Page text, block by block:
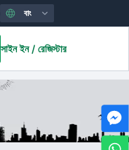
বাং
সাইন ইন / রেজিস্টার